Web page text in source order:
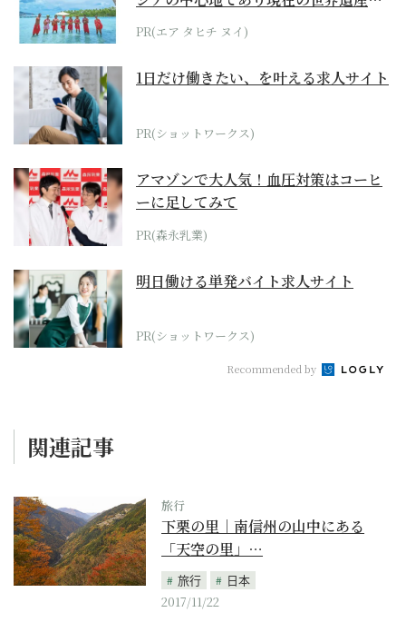
らみえてくる...
PR(エア タヒチ ヌイ)
1日だけ働きたい、を叶える求人サイト
PR(ショットワークス)
アマゾンで大人気！血圧対策はコーヒ
ーに足してみて
PR(森永乳業)
明日働ける単発バイト求人サイト
PR(ショットワークス)
Recommended by
関連記事
旅行
下栗の里｜南信州の山中にある
「天空の里」…
旅行
日本
2017/11/22